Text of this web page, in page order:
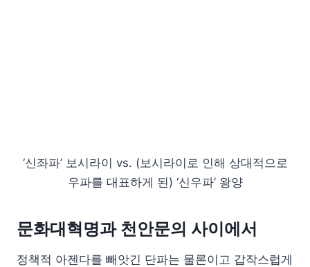
‘신좌파’ 보시라이 vs. (보시라이로 인해 상대적으로
우파를 대표하게 된) ‘신우파’ 왕양
문화대혁명과 천안문의 사이에서
정책적 아젠다를 빼앗긴 단파는 물론이고 갑작스럽게